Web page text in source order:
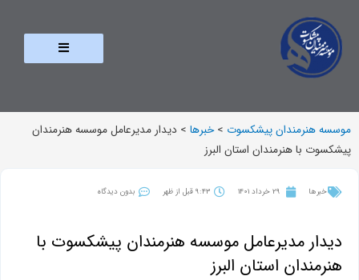
موسسه هنرمندان پیشکسوت >خبرها > دیدار مدیرعامل موسسه هنرمندان
پیشکسوت با هنرمندان استان البرز
خبرها 29 خرداد 1401 9:43 قبل از ظهر بدون دیدگاه
دیدار مدیرعامل موسسه هنرمندان پیشکسوت با
هنرمندان استان البرز